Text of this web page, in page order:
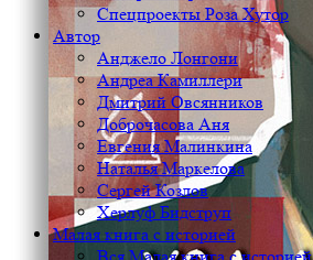
Спецпроекты Роза Хутор
Автор
Анджело Лонгони
Андреа Камиллери
Дмитрий Овсянников
Доброчасова Аня
Евгения Малинкина
Наталья Маркелова
Сергей Козлов
Херлуф Бидструп
Малая книга с историей